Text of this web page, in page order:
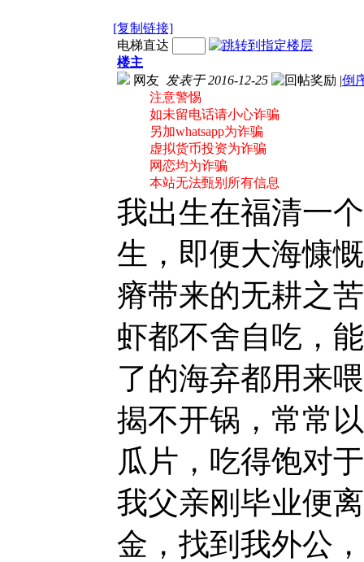
[复制链接]
电梯直达
楼主
网友 发表于 2016-12-25 |倒
注意警惕
如未留电话请小心诈骗
另加whatsapp为诈骗
虚拟货币投资为诈骗
网恋均为诈骗
本站无法甄别所有信息
我出生在福清一
生，即便大海慷
瘠带来的无耕之
虾都不舍自吃，
了的海弃都用来
揭不开锅，常常
瓜片，吃得饱对
我父亲刚毕业便
金，找到我外公